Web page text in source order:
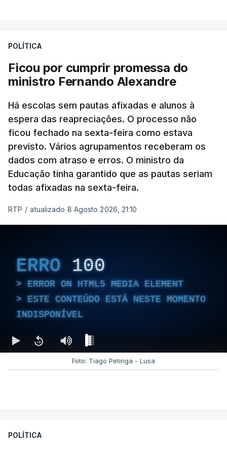
POLÍTICA
Ficou por cumprir promessa do
ministro Fernando Alexandre
Há escolas sem pautas afixadas e alunos à
espera das reapreciações. O processo não
ficou fechado na sexta-feira como estava
previsto. Vários agrupamentos receberam os
dados com atraso e erros. O ministro da
Educação tinha garantido que as pautas seriam
todas afixadas na sexta-feira.
RTP / atualizado 8 Agosto 2026, 21:10
ERRO 100
ERROR ON HTML5 MEDIA ELEMENT
ESTE CONTEÚDO ESTÁ NESTE MOMENTO
INDISPONÍVEL
Foto: Tiago Petinga - Lusa
POLÍTICA